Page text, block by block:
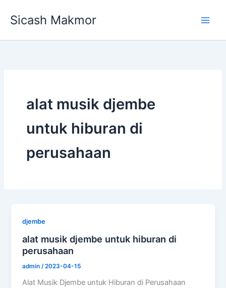
Sicash Makmor
alat musik djembe
untuk hiburan di
perusahaan
djembe
alat musik djembe untuk hiburan di
perusahaan
admin /2023-04-15
Alat Musik Djembe untuk Hiburan di Perusahaan